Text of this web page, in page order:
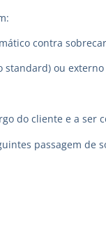
contra
standard) ou
do cliente e a ser
passagem de